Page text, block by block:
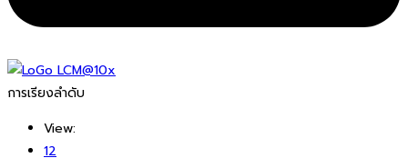
การเรียงลำดับ
View:
12